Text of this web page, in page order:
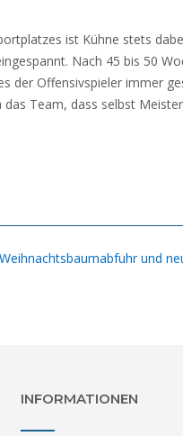
ist Kühne stets
Nach 45 bis 50
der Offensivspieler immer
Team, dass selbst
Weihnachtsbaumabfuhr und
INFORMATIONEN